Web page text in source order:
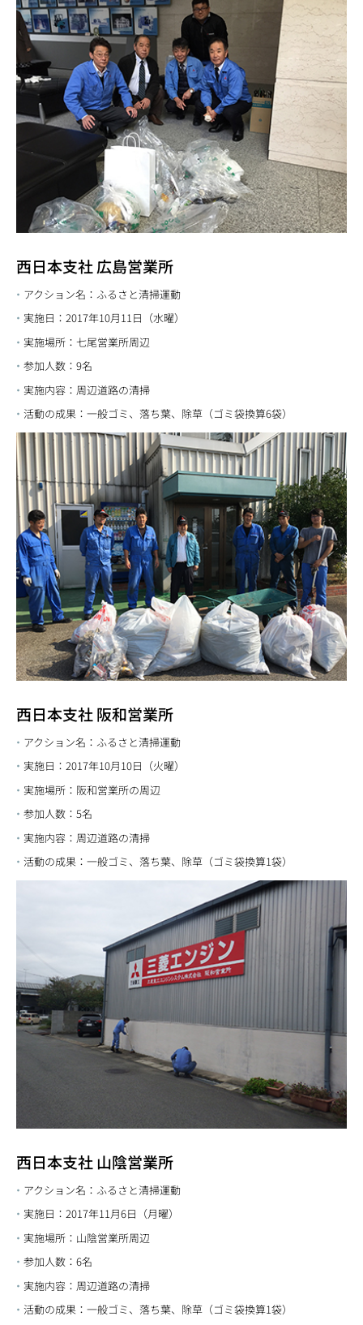
西日本支社 広島営業所
アクション名：ふるさと清掃運動
実施日：2017年10月11日（水曜）
実施場所：七尾営業所周辺
参加人数：9名
実施内容：周辺道路の清掃
活動の成果：一般ゴミ、落ち葉、除草（ゴミ袋換算6袋）
西日本支社 阪和営業所
アクション名：ふるさと清掃運動
実施日：2017年10月10日（火曜）
実施場所：阪和営業所の周辺
参加人数：5名
実施内容：周辺道路の清掃
活動の成果：一般ゴミ、落ち葉、除草（ゴミ袋換算1袋）
西日本支社 山陰営業所
アクション名：ふるさと清掃運動
実施日：2017年11月6日（月曜）
実施場所：山陰営業所周辺
参加人数：6名
実施内容：周辺道路の清掃
活動の成果：一般ゴミ、落ち葉、除草（ゴミ袋換算1袋）